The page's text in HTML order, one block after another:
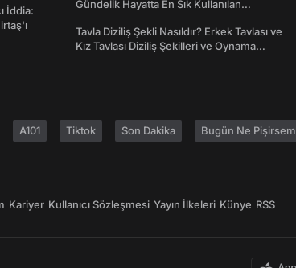
İddia:
Gündelik Hayatta En Sık Kullanılan
Tavla Diziliş Şekli Nasıldır? Erkek Tavlası ve
Kız Tavlası Diziliş Şekilleri ve Oynama
A101 Tiktok Son Dakika Bugün Ne Pişirsem
Kariyer Kullanıcı Sözleşmesi Yayın İlkeleri Künye RSS